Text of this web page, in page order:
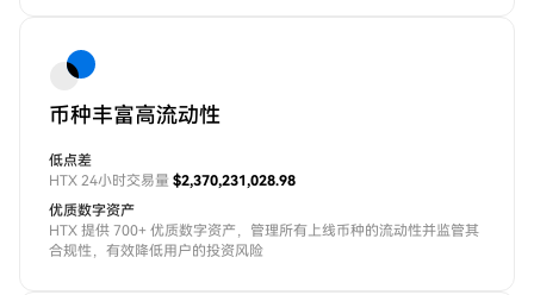
币种丰富高流动性
低点差
HTX 24小时交易量 $2,370,231,028.98
优质数字资产
HTX 提供 700+ 优质数字资产，管理所有上线币种的流动性并监管其
合规性，有效降低用户的投资风险